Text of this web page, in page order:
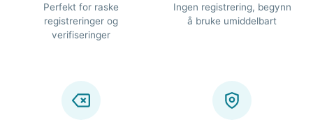
Perfekt for raske
registreringer og
verifiseringer
Ingen registrering, begynn
å bruke umiddelbart